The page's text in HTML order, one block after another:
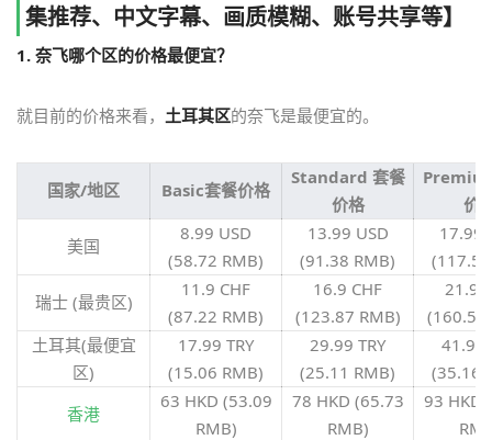
集推荐、中文字幕、画质模糊、账号共享等】
1. 奈飞哪个区的价格最便宜？
就目前的价格来看， 土耳其区的奈飞是最便宜的。
国家/地区 Basic套餐价格
Standard 套餐
价格
价
美国
8.99 USD
(58.72 RMB)
13.99 USD
(91.38 RMB)
17.99
(117.5
瑞士 (最贵区)
11.9 CHF
(87.22 RMB)
16.9 CHF
(123.87 RMB)
21.9
(160.51
土耳其(最便宜
区)
17.99 TRY
(15.06 RMB)
29.99 TRY
(25.11 RMB)
41.99
(35.16
香港
63 HKD (53.09
RMB)
78 HKD (65.73
RMB)
93 HKD